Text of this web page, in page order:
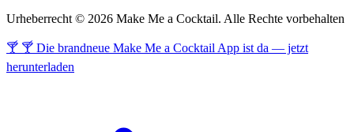
Urheberrecht © 2026 Make Me a Cocktail. Alle Rechte vorbehalten
🍸 🍸 Die brandneue Make Me a Cocktail App ist da — jetzt
herunterladen